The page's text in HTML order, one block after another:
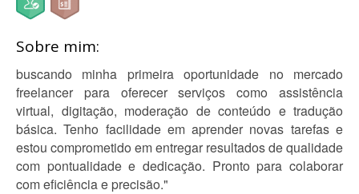
Sobre mim:
buscando minha primeira oportunidade no mercado
freelancer para oferecer serviços como assistência
virtual, digitação, moderação de conteúdo e tradução
básica. Tenho facilidade em aprender novas tarefas e
estou comprometido em entregar resultados de qualidade
com pontualidade e dedicação. Pronto para colaborar
com eficiência e precisão."